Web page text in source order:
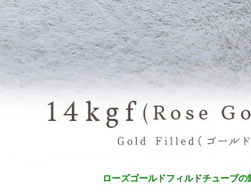
ローズゴールドフィルドチューブの